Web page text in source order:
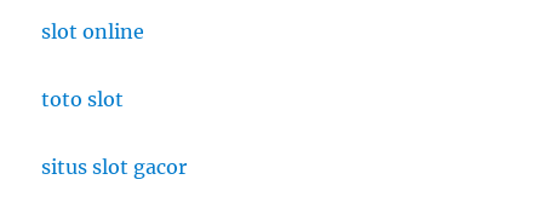
slot online
toto slot
situs slot gacor